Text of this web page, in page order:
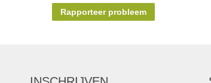
Rapporteer probleem